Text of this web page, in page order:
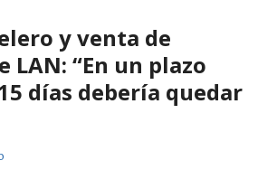
y venta de
LAN: “En un plazo
días debería quedar